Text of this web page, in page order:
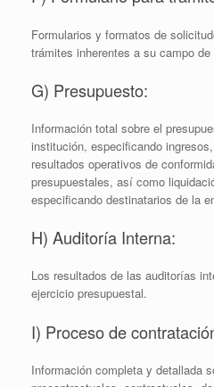
Formularios y formatos de
trámites inherentes a su campo de
G) Presupuesto:
Información total sobre el
institución, especificando
resultados operativos de
presupuestales, así como
especificando destinatarios de la
H) Auditoría Interna:
Los resultados de las auditorías
ejercicio presupuestal.
I) Proceso de
Información completa y detallada